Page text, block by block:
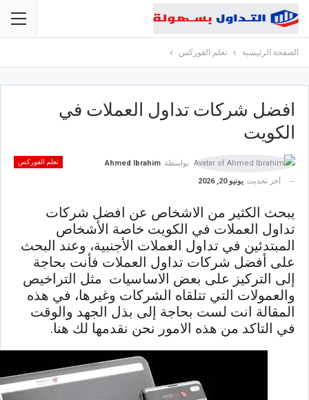
الصفحة الرئيسية تعلم الفوركس
افضل شركات تداول العملات في
الكويت
تعلم الفوركس بواسطة Ahmed Ibrahim
آخر تحديث يونيو 20, 2026
يبحث الكثير من الاشخاص عن افضل شركات
تداول العملات في الكويت خاصة الأشخاص
المبتدئين في تداول العملات الأجنبية، وعند البحث
على أفضل شركات تداول العملات فأنت بحاجة
إلى التركيز على بعض الاساسيات مثل التراخيص
والعمولات التي تتلقاه الشركات وغيرها، في هذه
المقالة انت لست بحاجة إلى بذل الجهد والوقت
في التاكد من هذه الامور نحن نقدمها لك هنا.